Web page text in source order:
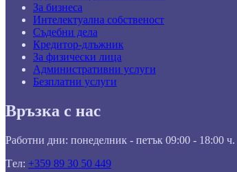
За бизнеса
Интелектуална собственост
Съдебни дела
Кредитор-длъжник
За физически лица
Административни услуги
Безплатни услуги
Връзка с нас
Работни дни: понеделник - петък 09:00 - 18:00 ч.
Tел: +359 89 30 50 449